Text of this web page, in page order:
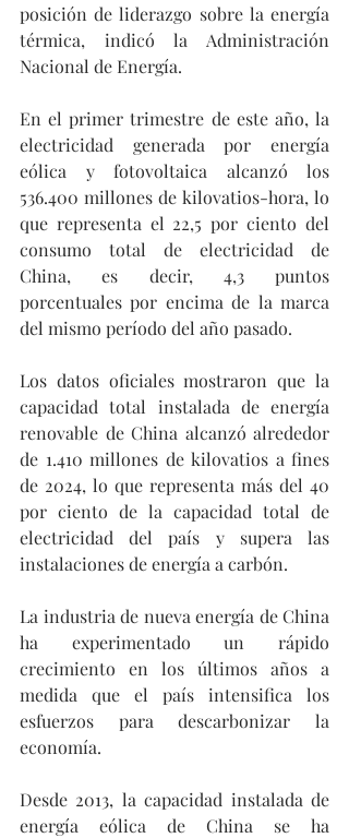
posición de liderazgo sobre la energía
térmica, indicó la Administración
Nacional de Energía.
En el primer trimestre de este año, la
electricidad generada por energía
eólica y fotovoltaica alcanzó los
536.400 millones de kilovatios-hora, lo
que representa el 22,5 por ciento del
consumo total de electricidad de
China, es decir, 4,3 puntos
porcentuales por encima de la marca
del mismo período del año pasado.
Los datos oficiales mostraron que la
capacidad total instalada de energía
renovable de China alcanzó alrededor
de 1.410 millones de kilovatios a fines
de 2024, lo que representa más del 40
por ciento de la capacidad total de
electricidad del país y supera las
instalaciones de energía a carbón.
La industria de nueva energía de China
ha experimentado un rápido
crecimiento en los últimos años a
medida que el país intensifica los
esfuerzos para descarbonizar la
economía.
Desde 2013, la capacidad instalada de
energía eólica de China se ha